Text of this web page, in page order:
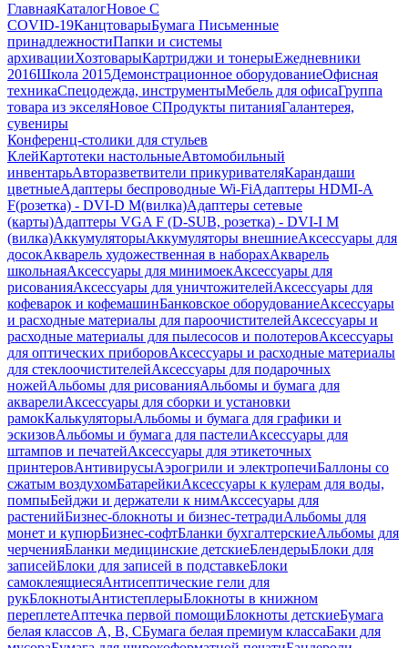
ГлавнаяКаталогНовое С
COVID-19КанцтоварыБумага Письменные
принадлежностиПапки и системы
архивацииХозтоварыКартриджи и тонерыЕжедневники
2016Школа 2015Демонстрационное оборудованиеОфисная
техникаСпецодежда, инструментыМебель для офисаГруппа
товара из экселяНовое СПродукты питанияГалантерея,
сувениры
Конференц-столики для стульев
КлейКартотеки настольныеАвтомобильный
инвентарьАвторазветвители прикуривателяКарандаши
цветныеАдаптеры беспроводные Wi-FiАдаптеры HDMI-A
F(розетка) - DVI-D M(вилка)Адаптеры сетевые
(карты)Адаптеры VGA F (D-SUB, розетка) - DVI-I M
(вилка)АккумуляторыАккумуляторы внешниеАксессуары для
досокАкварель художественная в наборахАкварель
школьнаяАксессуары для минимоекАксессуары для
рисованияАксессуары для уничтожителейАксессуары для
кофеварок и кофемашинБанковское оборудованиеАксессуары
и расходные материалы для пароочистителейАксессуары и
расходные материалы для пылесосов и полотеровАксессуары
для оптических приборовАксессуары и расходные материалы
для стеклоочистителейАксессуары для подарочных
ножейАльбомы для рисованияАльбомы и бумага для
акварелиАксессуары для сборки и установки
рамокКалькуляторыАльбомы и бумага для графики и
эскизовАльбомы и бумага для пастелиАксессуары для
штампов и печатейАксессуары для этикеточных
принтеровАнтивирусыАэрогрили и электропечиБаллоны со
сжатым воздухомБатарейкиАксессуары к кулерам для воды,
помпыБейджи и держатели к нимАкссесуары для
растенийБизнес-блокноты и бизнес-тетрадиАльбомы для
монет и купюрБизнес-софтБланки бухгалтерскиеАльбомы для
черченияБланки медицинские детскиеБлендерыБлоки для
записейБлоки для записей в подставкеБлоки
самоклеящиесяАнтисептические гели для
рукБлокнотыАнтистеплерыБлокноты в книжном
переплетеАптечка первой помощиБлокноты детскиеБумага
белая классов А, В, СБумага белая премиум классаБаки для